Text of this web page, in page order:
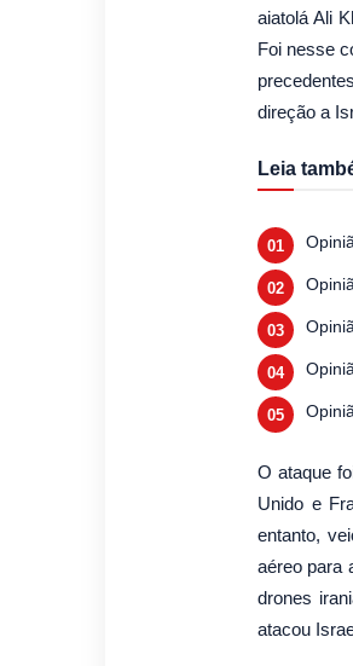
aiatolá Ali
Foi nesse
direção a
Leia
O ataque
Unido e
entanto,
aéreo para
drones
atacou